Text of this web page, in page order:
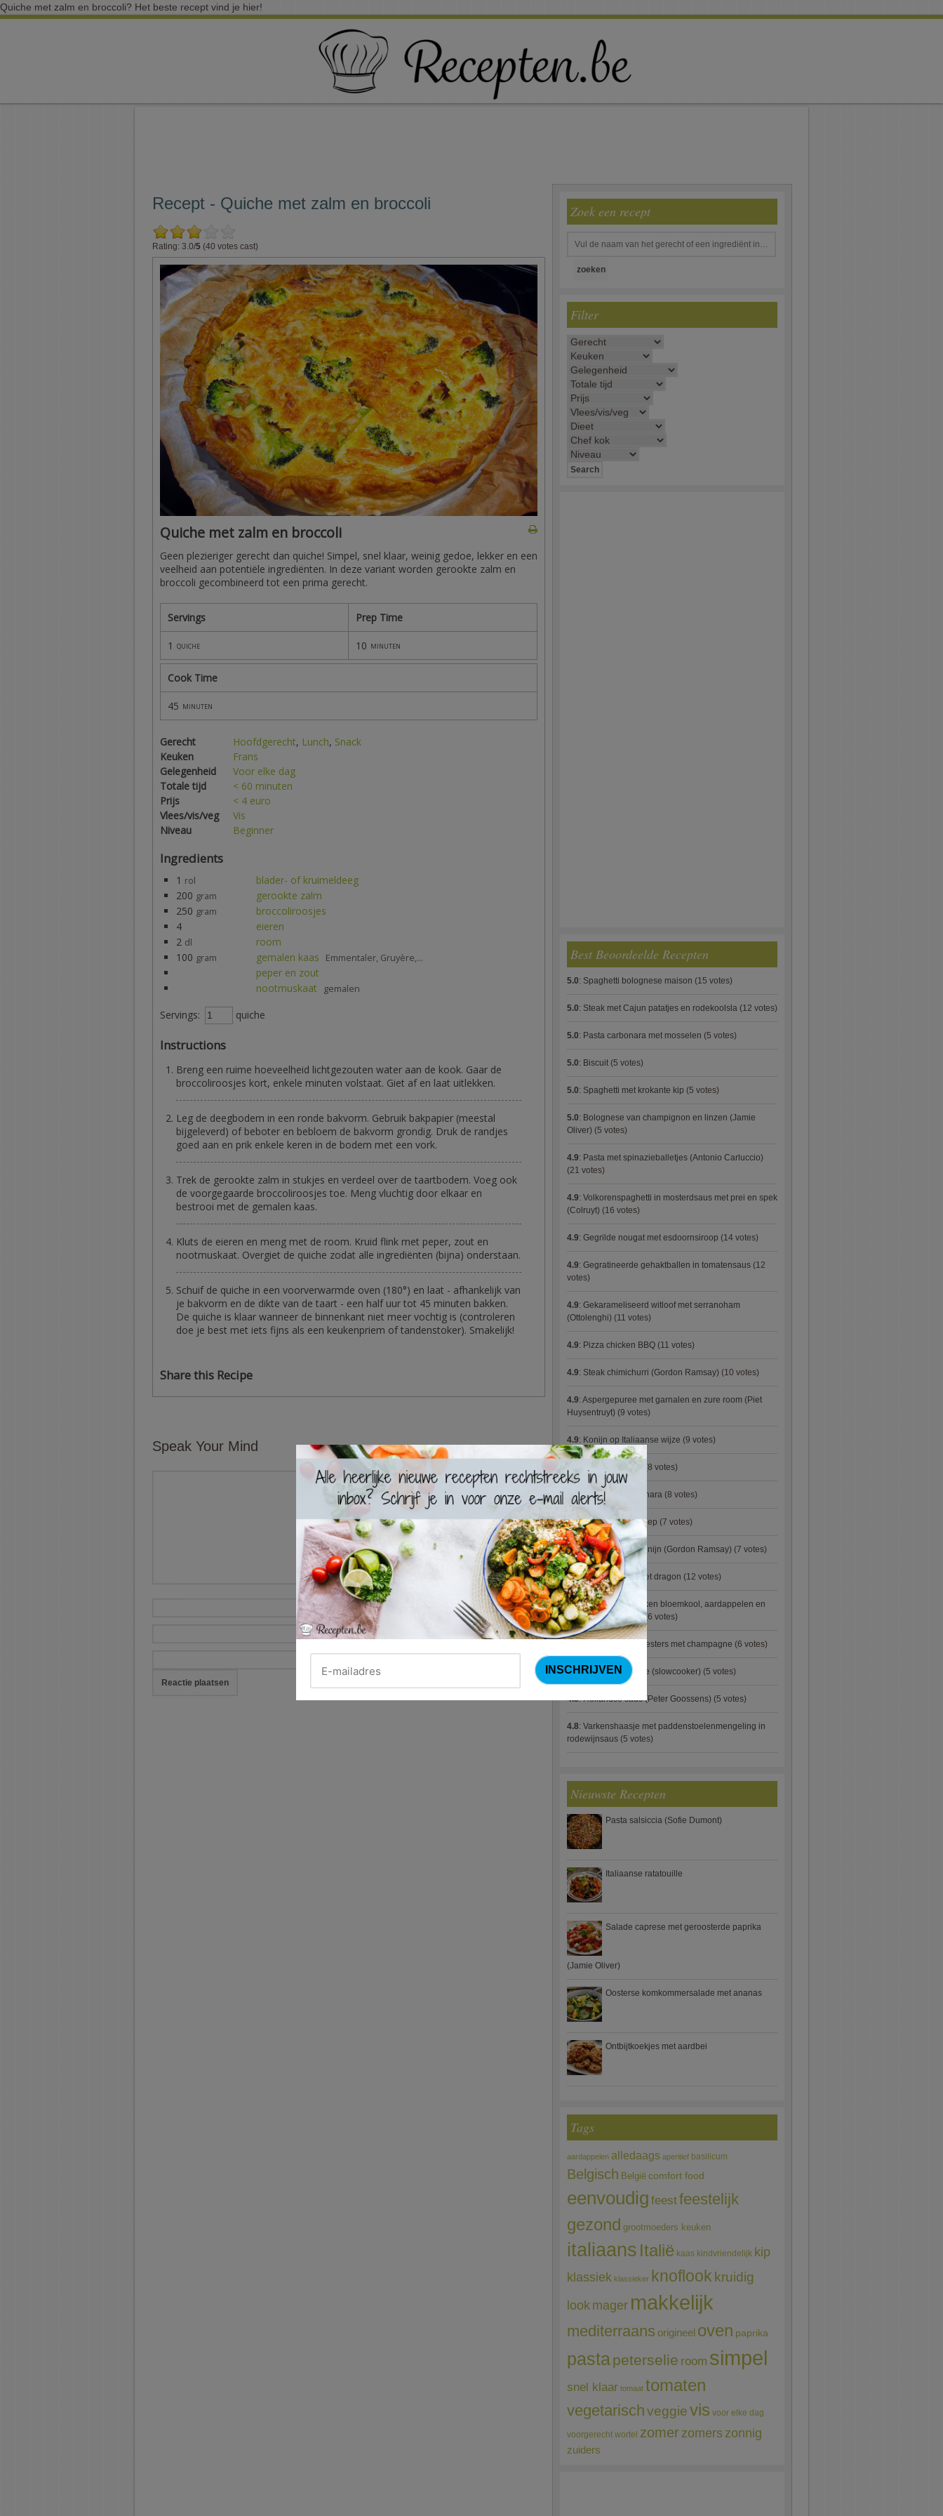
Quiche met zalm en broccoli? Het beste recept vind je hier!
Recept - Quiche met zalm en broccoli
Rating: 3.0/5 (40 votes cast)
Quiche met zalm en broccoli
Geen plezieriger gerecht dan quiche! Simpel, snel klaar, weinig gedoe, lekker en een
veelheid aan potentiële ingrediënten. In deze variant worden gerookte zalm en
broccoli gecombineerd tot een prima gerecht.
Servings Prep Time
1 quiche 10 minuten
Cook Time
45 minuten
Gerecht Hoofdgerecht, Lunch, Snack
Keuken
Frans
Gelegenheid
Voor elke dag
Totale tijd
< 60 minuten
Prijs
< 4 euro
Vlees/vis/veg
Vis
Niveau
Beginner
Ingredients
1 rol
blader- of kruimeldeeg
200 gram
gerookte zalm
250 gram
broccoliroosjes
4
eieren
2 dl
room
100 gram gemalen kaas Emmentaler, Gruyère,...
peper en zout
nootmuskaat
gemalen
Servings: quiche
Instructions
Breng een ruime hoeveelheid lichtgezouten water aan de kook. Gaar de
broccoliroosjes kort, enkele minuten volstaat. Giet af en laat uitlekken.
Leg de deegbodem in een ronde bakvorm. Gebruik bakpapier (meestal
bijgeleverd) of beboter en bebloem de bakvorm grondig. Druk de randjes
goed aan en prik enkele keren in de bodem met een vork.
Trek de gerookte zalm in stukjes en verdeel over de taartbodem. Voeg ook
de voorgegaarde broccoliroosjes toe. Meng vluchtig door elkaar en
bestrooi met de gemalen kaas.
Kluts de eieren en meng met de room. Kruid flink met peper, zout en
nootmuskaat. Overgiet de quiche zodat alle ingrediënten (bijna) onderstaan.
Schuif de quiche in een voorverwarmde oven (180°) en laat - afhankelijk van
je bakvorm en de dikte van de taart - een half uur tot 45 minuten bakken.
De quiche is klaar wanneer de binnenkant niet meer vochtig is (controleren
doe je best met iets fijns als een keukenpriem of tandenstoker). Smakelijk!
Share this Recipe
Speak Your Mind
Name *
Email *
Zoek een recept
Filter
Best Beoordeelde Recepten
5.0: Spaghetti bolognese maison (15 votes)
5.0: Steak met Cajun patatjes en rodekoolsla (12 votes)
5.0: Pasta carbonara met mosselen (5 votes)
5.0: Biscuit (5 votes)
5.0: Spaghetti met krokante kip (5 votes)
5.0: Bolognese van champignon en linzen (Jamie
Oliver) (5 votes)
4.9: Pasta met spinazieballetjes (Antonio Carluccio)
(21 votes)
4.9: Volkorenspaghetti in mosterdsaus met prei en spek
(Colruyt) (16 votes)
4.9: Gegrilde nougat met esdoornsiroop (14 votes)
4.9: Gegratineerde gehaktballen in tomatensaus (12
votes)
4.9: Gekarameliseerd witloof met serranoham
(Ottolenghi) (11 votes)
4.9: Pizza chicken BBQ (11 votes)
4.9: Steak chimichurri (Gordon Ramsay) (10 votes)
4.9: Aspergepuree met garnalen en zure room (Piet
Huysentruyt) (9 votes)
4.9: Konijn op Italiaanse wijze (9 votes)
(8 votes)
4.9:Courgette carbonara (8 votes)
4.9:Aziatische preisoep (7 votes)
4.9:Fricassee van konijn (Gordon Ramsay) (7 votes)
4.8:Gestoofde kip met dragon (12 votes)
4.8:Zalm met gebakken bloemkool, aardappelen en
spek (Jeroen Meus)(6 votes)
Gegratineerde oesters met champagne (6 votes)
4.8:Linzenbolognese (slowcooker) (5 votes)
4.8:Hollandse saus (Peter Goossens) (5 votes)
4.8: Varkenshaasje met paddenstoelenmengeling in
rodewijnsaus (5 votes)
Nieuwste Recepten
Pasta salsiccia (Sofie Dumont)
Italiaanse ratatouille
Salade caprese met geroosterde paprika
(Jamie Oliver)
Oosterse komkommersalade met ananas
Ontbijtkoekjes met aardbei
Tags
aardappelen alledaags aperitief basilicum
Belgisch België comfort food
eenvoudig feestfeestelijk
gezond grootmoeders keuken
italiaans Italië kaas kindvriendelijk kip
klassiek klassieker knoflook kruidig
look mager makkelijk
mediterraans origineel oven paprika
pastapeterselie room simpel
snel klaar tomaat tomaten
vegetarischveggievis voor elke dag
voorgerecht wortel zomerzomerszonnig
zuiders
×